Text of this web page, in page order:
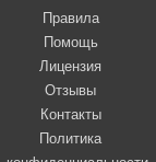
Правила
Помощь
Лицензия
Отзывы
Контакты
Политика